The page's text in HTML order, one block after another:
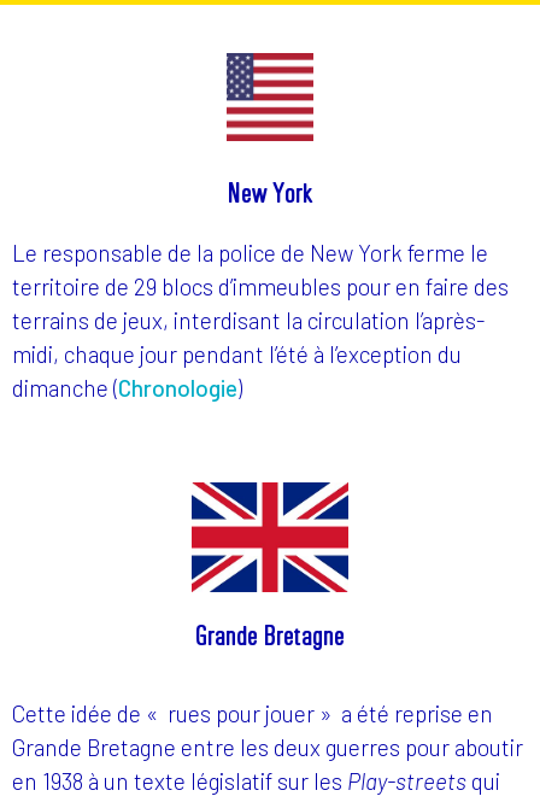
New York
Le responsable de la police de New York ferme le
territoire de 29 blocs d’immeubles pour en faire des
terrains de jeux, interdisant la circulation l’après-
midi, chaque jour pendant l’été à l’exception du
dimanche (Chronologie)
Grande Bretagne
Cette idée de « rues pour jouer » a été reprise en
Grande Bretagne entre les deux guerres pour aboutir
en 1938 à un texte législatif sur les Play-streets qui